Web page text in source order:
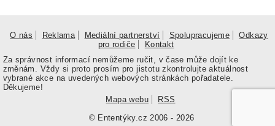
O nás Reklama Mediální partnerství Spolupracujeme
Odkazy
pro rodiče
Kontakt
© Ententýky.cz 2006 - 2026
Za správnost informací nemůžeme ručit, v čase může dojít ke
změnám. Vždy si proto prosím pro jistotu zkontrolujte aktuálnost
vybrané akce na uvedených webových stránkách pořadatele.
Děkujeme!
Mapa webu
RSS